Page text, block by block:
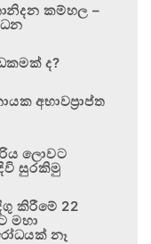
කම්හල –
ද?
අභාවප්‍රාප්ත
ලොවට
සුරකිමු
කිරීමේ 22
මහා
නෑ